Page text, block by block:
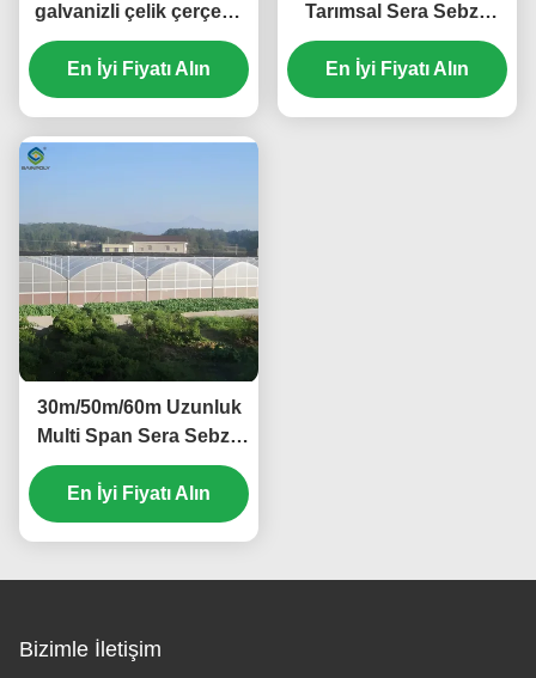
galvanizli çelik çerçeve
büyük ekonomik plastik
film sera
En İyi Fiyatı Alın
Tarımsal Sera Sebze
Büyütme Sera Özel
boyut
En İyi Fiyatı Alın
30m/50m/60m Uzunluk
Multi Span Sera Sebze
Bitkisi Plastik Film Sera
En İyi Fiyatı Alın
Bizimle İletişim